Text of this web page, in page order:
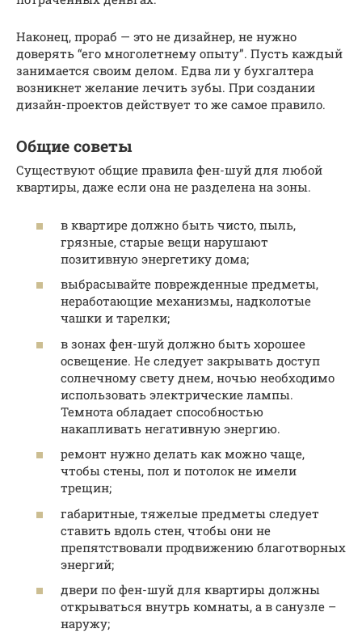
Наконец, прораб — это не дизайнер, не нужно
доверять “его многолетнему опыту”. Пусть каждый
занимается своим делом. Едва ли у бухгалтера
возникнет желание лечить зубы. При создании
дизайн-проектов действует то же самое правило.
Общие советы
Существуют общие правила фен-шуй для любой
квартиры, даже если она не разделена на зоны.
в квартире должно быть чисто, пыль,
грязные, старые вещи нарушают
позитивную энергетику дома;
выбрасывайте поврежденные предметы,
неработающие механизмы, надколотые
чашки и тарелки;
в зонах фен-шуй должно быть хорошее
освещение. Не следует закрывать доступ
солнечному свету днем, ночью необходимо
использовать электрические лампы.
Темнота обладает способностью
накапливать негативную энергию.
ремонт нужно делать как можно чаще,
чтобы стены, пол и потолок не имели
трещин;
габаритные, тяжелые предметы следует
ставить вдоль стен, чтобы они не
препятствовали продвижению благотворных
энергий;
двери по фен-шуй для квартиры должны
открываться внутрь комнаты, а в санузле –
наружу;